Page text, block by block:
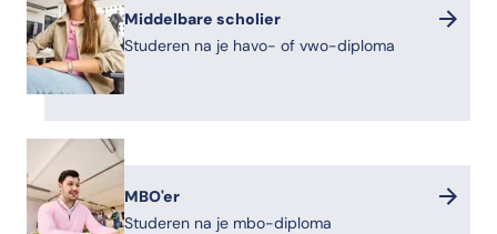
Middelbare scholier
Studeren na je havo- of vwo-diploma
MBO'er
Studeren na je mbo-diploma